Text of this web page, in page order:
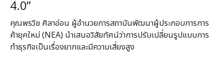
4.0”
คุณพรวิช ศิลาอ่อน ผู้อำนวยการสถาบันพัฒนาผู้ประกอบการการ
ค้ายุคใหม่ (NEA) นำเสนอวิสัยทัศน์ว่าการปรับเปลี่ยนรูปแบบการ
ทำธุรกิจเป็นเรื่องยากและมีความเสี่ยงสูง